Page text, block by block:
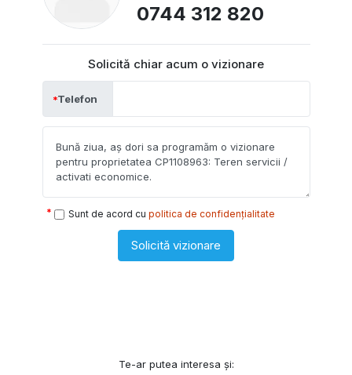
0744 312 820
Solicită chiar acum o vizionare
Telefon
Sunt de acord cu politica de confidențialitate
Solicită vizionare
Te-ar putea interesa și: